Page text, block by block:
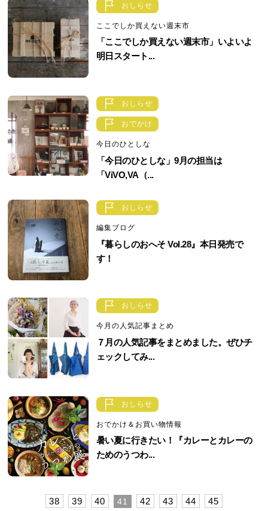
おしらせ
ここでしか買えない週末市
「ここでしか買えない週末市」いよいよ
明日スタート...
おしらせ
おでかけ
今日のひとしな
「今日のひとしな」9月の担当は
「ViVO,VA（...
おしらせ
編集ブログ
『暮らしのおへそ Vol.28』本日発売で
す！
おしらせ
今月の人気記事まとめ
７月の人気記事をまとめました。ぜひチ
ェックしてみ...
おしらせ
おでかけ＆お買い物情報
暑い夏に行きたい！『カレーとカレーの
ためのうつわ...
38 39 40 41 42 43 44 45